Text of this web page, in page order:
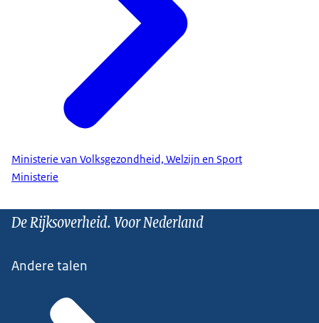
Ministerie van Volksgezondheid, Welzijn en Sport
Ministerie
De Rijksoverheid. Voor Nederland
Andere talen